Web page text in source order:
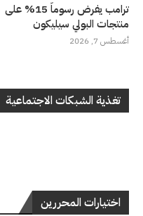
ترامب يفرض رسوماً 15% على
منتجات البولي سيليكون
أغسطس 7, 2026
تغذية الشبكات الاجتماعية
اختيارات المحررين